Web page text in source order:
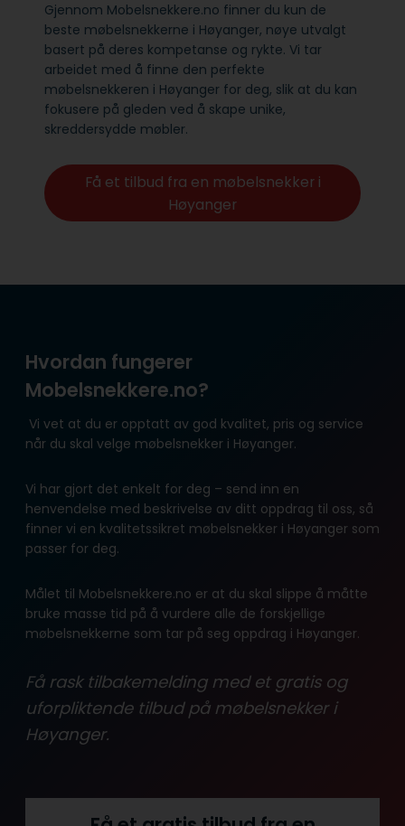
Gjennom Mobelsnekkere.no finner du kun de
beste møbelsnekkerne i Høyanger, nøye utvalgt
basert på deres kompetanse og rykte. Vi tar
arbeidet med å finne den perfekte
møbelsnekkeren i Høyanger for deg, slik at du kan
fokusere på gleden ved å skape unike,
skreddersydde møbler.
Få et tilbud fra en møbelsnekker i
Høyanger
Hvordan fungerer
Mobelsnekkere.no?
Vi vet at du er opptatt av god kvalitet, pris og service
når du skal velge møbelsnekker i Høyanger.
Vi har gjort det enkelt for deg – send inn en
henvendelse med beskrivelse av ditt oppdrag til oss, så
finner vi en kvalitetssikret møbelsnekker i Høyanger som
passer for deg.
Målet til Mobelsnekkere.no er at du skal slippe å måtte
bruke masse tid på å vurdere alle de forskjellige
møbelsnekkerne som tar på seg oppdrag i Høyanger.
Få rask tilbakemelding med et gratis og
uforpliktende tilbud på møbelsnekker i
Høyanger.